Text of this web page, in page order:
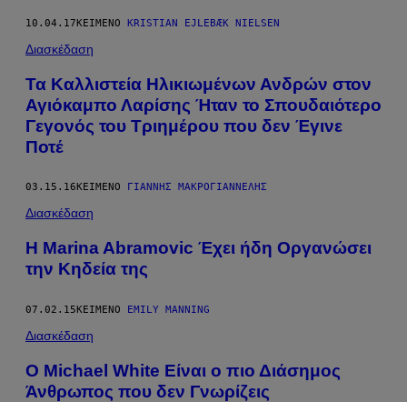
10.04.17ΚΕΊΜΕΝΟ KRISTIAN EJLEBÆK NIELSEN
Διασκέδαση
Τα Καλλιστεία Ηλικιωμένων Ανδρών στον
Αγιόκαμπο Λαρίσης Ήταν το Σπουδαιότερο
Γεγονός του Τριημέρου που δεν Έγινε
Ποτέ
03.15.16 ΚΕΊΜΕΝΟ ΓΙΆΝΝΗΣ ΜΑΚΡΟΓΙΑΝΝΈΛΗΣ
Διασκέδαση
Η Marina Abramovic Έχει ήδη Οργανώσει
την Κηδεία της
07.02.15ΚΕΊΜΕΝΟ EMILY MANNING
Διασκέδαση
O Michael White Είναι ο πιο Διάσημος
Άνθρωπος που δεν Γνωρίζεις